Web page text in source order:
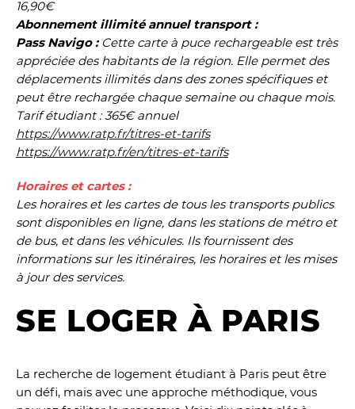
16,90€
Abonnement illimité annuel transport :
Pass Navigo : Cette carte à puce rechargeable est très
appréciée des habitants de la région. Elle permet des
déplacements illimités dans des zones spécifiques et
peut être rechargée chaque semaine ou chaque mois.
Tarif étudiant : 365€ annuel
https://www.ratp.fr/titres-et-tarifs
https://www.ratp.fr/en/titres-et-tarifs
Horaires et cartes :
Les horaires et les cartes de tous les transports publics
sont disponibles en ligne, dans les stations de métro et
de bus, et dans les véhicules. Ils fournissent des
informations sur les itinéraires, les horaires et les mises
à jour des services.
SE LOGER À PARIS
La recherche de logement étudiant à Paris peut être
un défi, mais avec une approche méthodique, vous